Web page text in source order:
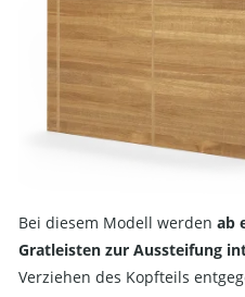
Bei diesem Modell werden ab
Gratleisten zur Aussteifung
Verziehen des Kopfteils